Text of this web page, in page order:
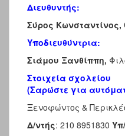
Διευθυντής:
Σύρος Κωνσταντίνος,
Υποδιευθύντρια:
Σιάμου Ξανθίππη,
Στοιχεία
(Σαρώστε για
Ξενοφώντος &
Δ/ντής: 210 8951830